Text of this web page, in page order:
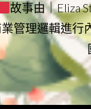
故事由｜Eliza
管理邏輯進行